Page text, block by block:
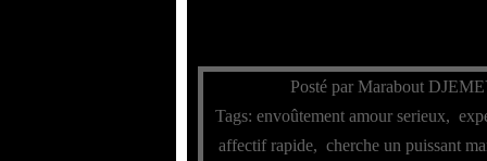
Posté par Marabout
Tags:envoûtement amour serieux,
affectif rapide, cherche un puissant